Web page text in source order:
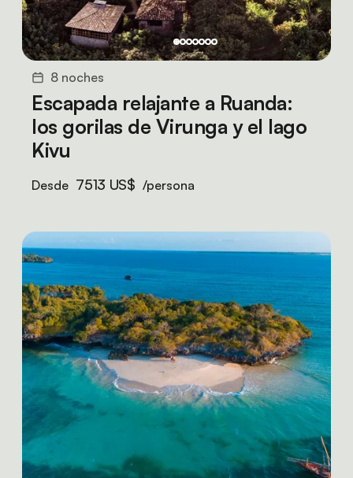
8 noches
Escapada relajante a Ruanda:
los gorilas de Virunga y el lago
Kivu
Desde 7513 US$ /persona